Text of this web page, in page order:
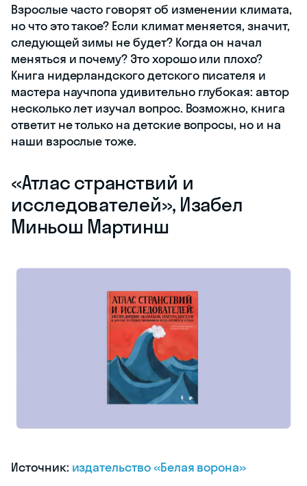
Взрослые часто говорят об изменении климата,
но что это такое? Если климат меняется, значит,
следующей зимы не будет? Когда он начал
меняться и почему? Это хорошо или плохо?
Книга нидерландского детского писателя и
мастера научпопа удивительно глубокая: автор
несколько лет изучал вопрос. Возможно, книга
ответит не только на детские вопросы, но и на
наши взрослые тоже.
«‎Атлас странствий и
исследователей», Изабел
Миньош Мартинш
Источник: издательство «Белая ворона»